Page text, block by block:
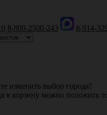
8-800-2500-243 8-914-
изменить выбор города?
в корзину можно положить